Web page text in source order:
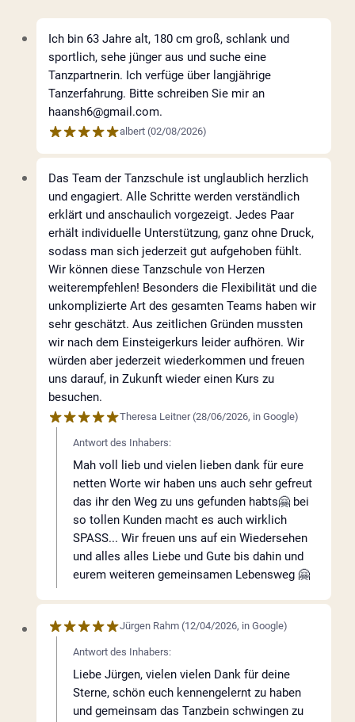
Ich bin 63 Jahre alt, 180 cm groß, schlank und
sportlich, sehe jünger aus und suche eine
Tanzpartnerin. Ich verfüge über langjährige
Tanzerfahrung. Bitte schreiben Sie mir an
haansh6@gmail.com.
albert (02/08/2026)
Das Team der Tanzschule ist unglaublich herzlich
und engagiert. Alle Schritte werden verständlich
erklärt und anschaulich vorgezeigt. Jedes Paar
erhält individuelle Unterstützung, ganz ohne Druck,
sodass man sich jederzeit gut aufgehoben fühlt.
Wir können diese Tanzschule von Herzen
weiterempfehlen! Besonders die Flexibilität und die
unkomplizierte Art des gesamten Teams haben wir
sehr geschätzt. Aus zeitlichen Gründen mussten
wir nach dem Einsteigerkurs leider aufhören. Wir
würden aber jederzeit wiederkommen und freuen
uns darauf, in Zukunft wieder einen Kurs zu
besuchen.
Theresa Leitner(28/06/2026, in Google)
Antwort des Inhabers:
Mah voll lieb und vielen lieben dank für eure
netten Worte wir haben uns auch sehr gefreut
das ihr den Weg zu uns gefunden habts🤗 bei
so tollen Kunden macht es auch wirklich
SPASS... Wir freuen uns auf ein Wiedersehen
und alles alles Liebe und Gute bis dahin und
eurem weiteren gemeinsamen Lebensweg 🤗
Jürgen Rahm (12/04/2026, in Google)
Antwort des Inhabers:
Liebe Jürgen, vielen vielen Dank für deine
Sterne, schön euch kennengelernt zu haben
und gemeinsam das Tanzbein schwingen zu